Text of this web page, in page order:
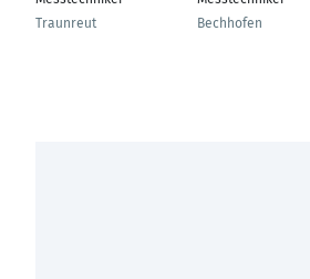
Traunreut
Bechhofen